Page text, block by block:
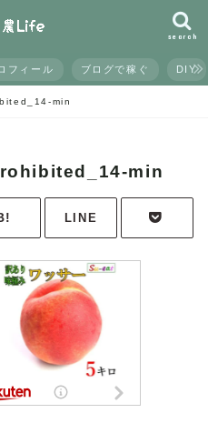
search
フィール ブログで稼ぐ DIY
min
min
LINE